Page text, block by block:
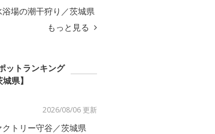
場の潮干狩り／茨城県
もっと見る
ットランキング
城県】
2026/08/06 更新
トリー守谷／茨城県